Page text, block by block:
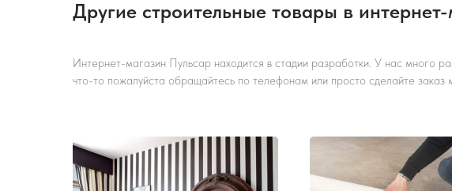
Другие строительные товары в
Интернет-магазин Пульсар находится в стадии разработки. У нас много
что-то пожалуйста обращайтесь по телефонам или просто сделайте заказ